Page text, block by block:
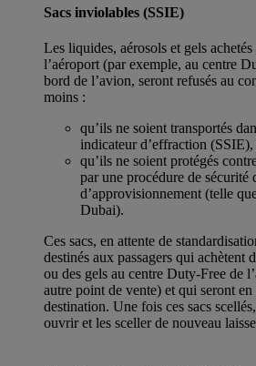
Sacs inviolables (SSIE)
Les liquides, aérosols et gels
l’aéroport (par exemple, au centre
bord de l’avion, seront refusés au
moins :
qu’ils ne soient transportés
indicateur d’effraction (SSIE),
qu’ils ne soient protégés
par une procédure de sécurité
d’approvisionnement (telle
Dubai).
Ces sacs, en attente de
destinés aux passagers qui achètent
ou des gels au centre Duty-Free de
autre point de vente) et qui seront
destination. Une fois ces sacs
ouvrir et les sceller de nouveau